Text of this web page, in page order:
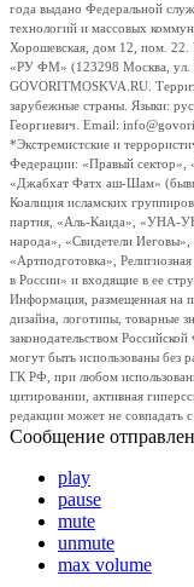
года выдано Федеральной
технологий и массовых
Хорошевская, дом 12, пом. 22.
«РУ ФМ» (123298 Москва, ул.
GOVORITMOSKVA.RU.
зарубежные страны. Языки:
Георгиевич. Email:
*Экстремистские и
Федерации: «Правый сектор»,
«Джабхат Фатх аш-Шам»
Коалиция исламских
партия, «Аль-Каида», «УНА-
народа», «Свидетели
«Артподготовка»,
в России» и входящие в ее
Информация, размещенная на
дизайна, логотипы, товарные
законодательством
могут быть использованы без
ГК РФ, при любом
цитировании, активная
редакции может не совпадать
Сообщение
play
pause
mute
unmute
max volume